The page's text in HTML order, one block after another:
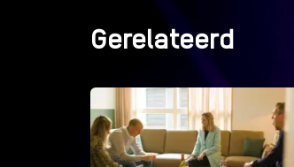
Gerelateerd